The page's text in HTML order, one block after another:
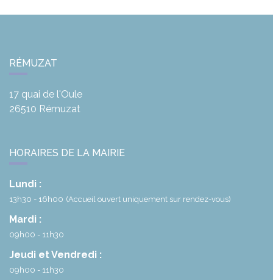
RÉMUZAT
17 quai de l'Oule
26510 Rémuzat
HORAIRES DE LA MAIRIE
Lundi :
13h30 - 16h00 (Accueil ouvert uniquement sur rendez-vous)
Mardi :
09h00 - 11h30
Jeudi et Vendredi :
09h00 - 11h30